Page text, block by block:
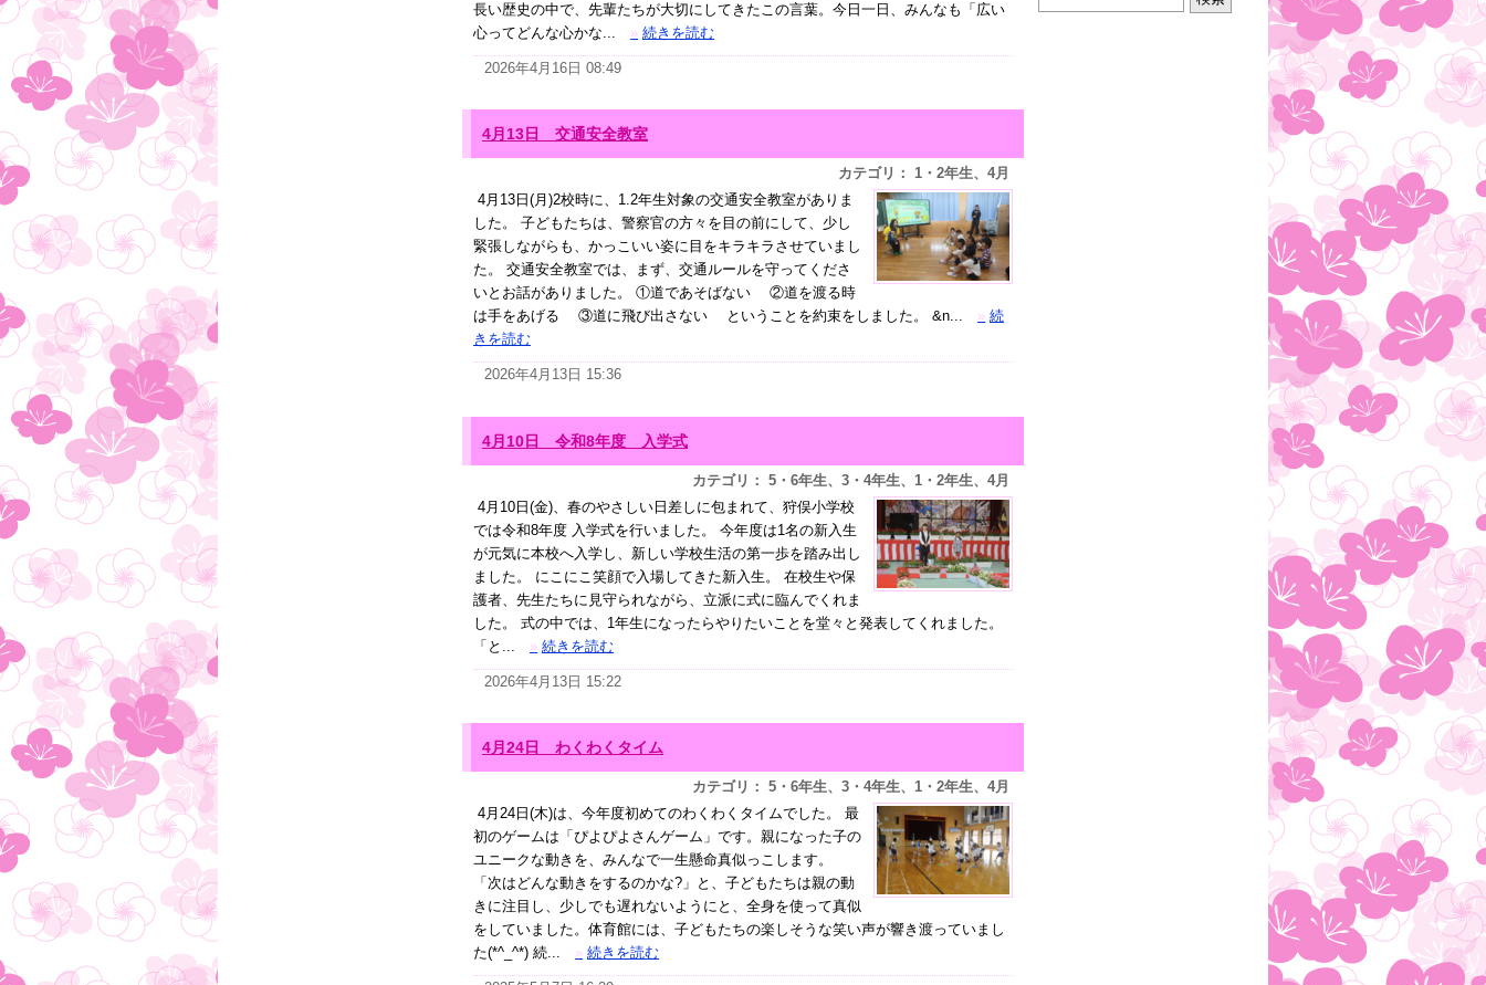
長い歴史の中で、先輩たちが大切にしてきたこの言葉。今日一日、みんなも「広い
心ってどんな心かな...
» 続きを読む
2026年4月16日 08:49
4月13日 交通安全教室
カテゴリ： 1・2年生、4月
4月13日(月)2校時に、1.2年生対象の交通安全教室がありま
した。 子どもたちは、警察官の方々を目の前にして、少し
緊張しながらも、かっこいい姿に目をキラキラさせていまし
た。 交通安全教室では、まず、交通ルールを守ってくださ
いとお話がありました。 ①道であそばない ②道を渡る時
は手をあげる ③道に飛び出さない ということを約束をしました。 &n...
» 続
きを読む
2026年4月13日 15:36
4月10日 令和8年度 入学式
カテゴリ： 5・6年生、3・4年生、1・2年生、4月
4月10日(金)、春のやさしい日差しに包まれて、狩俣小学校
では令和8年度 入学式を行いました。 今年度は1名の新入生
が元気に本校へ入学し、新しい学校生活の第一歩を踏み出し
ました。 にこにこ笑顔で入場してきた新入生。 在校生や保
護者、先生たちに見守られながら、立派に式に臨んでくれま
した。 式の中では、1年生になったらやりたいことを堂々と発表してくれました。
「と...
» 続きを読む
2026年4月13日 15:22
4月24日 わくわくタイム
カテゴリ： 5・6年生、3・4年生、1・2年生、4月
4月24日(木)は、今年度初めてのわくわくタイムでした。 最
初のゲームは「ぴよぴよさんゲーム」です。親になった子の
ユニークな動きを、みんなで一生懸命真似っこします。
「次はどんな動きをするのかな?」と、子どもたちは親の動
きに注目し、少しでも遅れないようにと、全身を使って真似
をしていました。体育館には、子どもたちの楽しそうな笑い声が響き渡っていまし
た(*^_^*) 続...
» 続きを読む